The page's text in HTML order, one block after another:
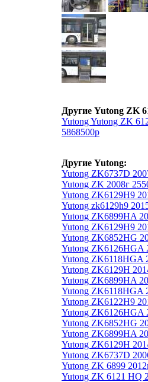
Другие Yutong ZK
Yutong Yutong ZK
5868500р
Другие Yutong:
Yutong ZK6737D
Yutong ZK 2008г
Yutong ZK6129H9
Yutong zk6129h9
Yutong ZK6899HA
Yutong ZK6129H9
Yutong ZK6852HG
Yutong ZK6126HGA
Yutong ZK6118HGA
Yutong ZK6129H
Yutong ZK6899HA
Yutong ZK6118HGA
Yutong ZK6122H9
Yutong ZK6126HGA
Yutong ZK6852HG
Yutong ZK6899HA
Yutong ZK6129H
Yutong ZK6737D
Yutong ZK 6899
Yutong ZK 6121 HQ